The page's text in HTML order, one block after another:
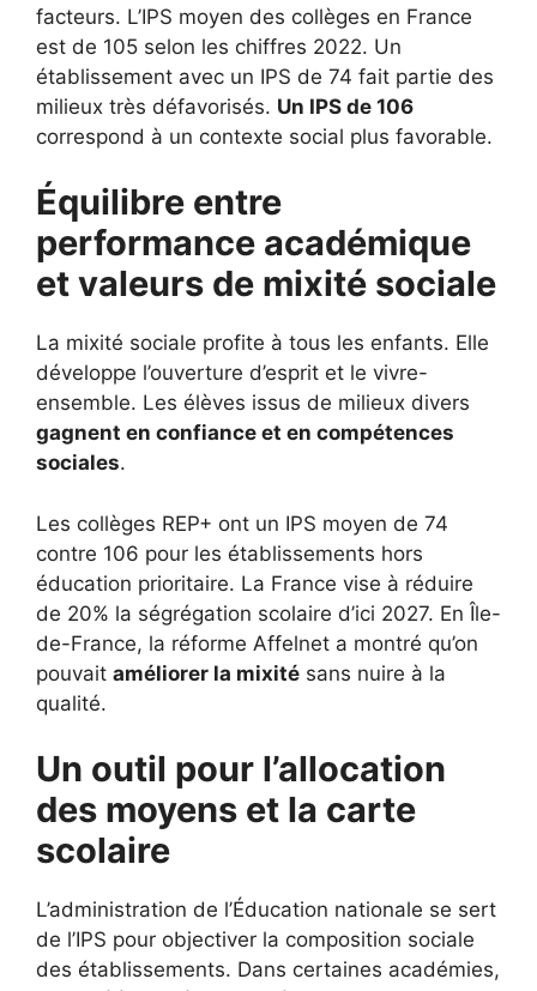
facteurs. L’IPS moyen des collèges en France
est de 105 selon les chiffres 2022. Un
établissement avec un IPS de 74 fait partie des
milieux très défavorisés. Un IPS de 106
correspond à un contexte social plus favorable.
Équilibre entre
performance académique
et valeurs de mixité sociale
La mixité sociale profite à tous les enfants. Elle
développe l’ouverture d’esprit et le vivre-
ensemble. Les élèves issus de milieux divers
gagnent en confiance et en compétences
sociales.
Les collèges REP+ ont un IPS moyen de 74
contre 106 pour les établissements hors
éducation prioritaire. La France vise à réduire
de 20% la ségrégation scolaire d’ici 2027. En Île-
de-France, la réforme Affelnet a montré qu’on
pouvait améliorer la mixité sans nuire à la
qualité.
Un outil pour l’allocation
des moyens et la carte
scolaire
L’administration de l’Éducation nationale se sert
de l’IPS pour objectiver la composition sociale
des établissements. Dans certaines académies,